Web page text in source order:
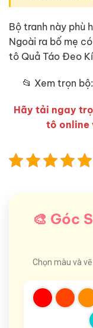
Bộ tranh này phù
Ngoài ra bố mẹ
tô Quả Táo Đeo
📂 Xem trọn bộ:
Hãy tải ngay
tô online
🎨 Góc
Chọn màu và